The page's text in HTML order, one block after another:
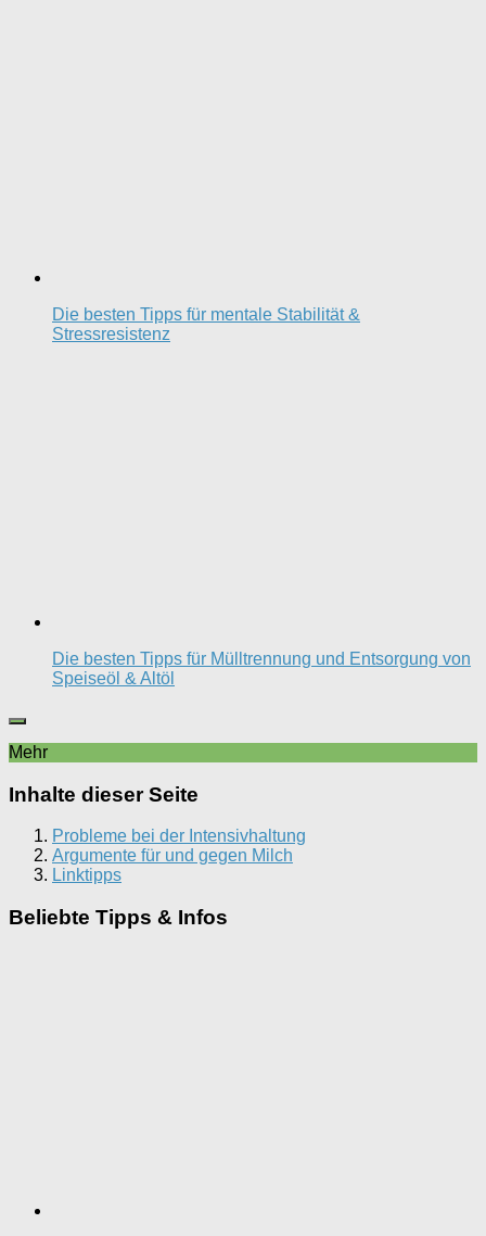
Die besten Tipps für mentale Stabilität &
Stressresistenz
Die besten Tipps für Mülltrennung und Entsorgung von
Speiseöl & Altöl
Mehr
Inhalte dieser Seite
Probleme bei der Intensivhaltung
Argumente für und gegen Milch
Linktipps
Beliebte Tipps & Infos